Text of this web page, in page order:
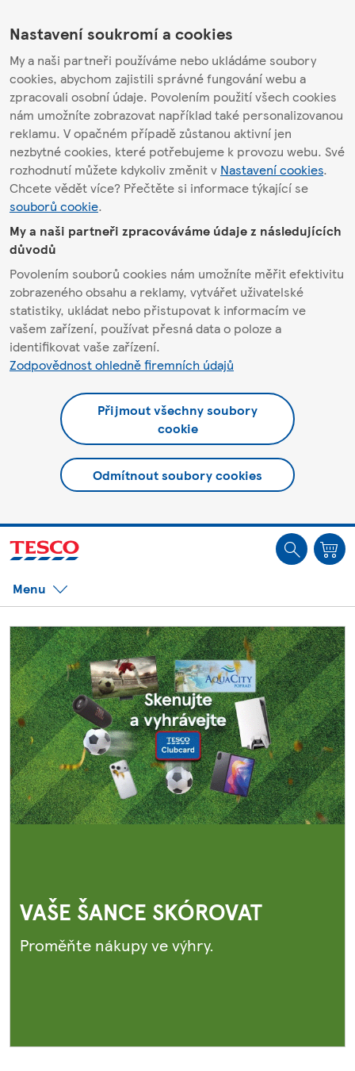
Nastavení soukromí a cookies
My a naši partneři používáme nebo ukládáme soubory
cookies, abychom zajistili správné fungování webu a
zpracovali osobní údaje. Povolením použití všech cookies
nám umožníte zobrazovat například také personalizovanou
reklamu. V opačném případě zůstanou aktivní jen
nezbytné cookies, které potřebujeme k provozu webu. Své
rozhodnutí můžete kdykoliv změnit v Nastavení cookies.
Chcete vědět více? Přečtěte si informace týkající se
souborů cookie.
My a naši partneři zpracováváme údaje z následujících
důvodů
Povolením souborů cookies nám umožníte měřit efektivitu
zobrazeného obsahu a reklamy, vytvářet uživatelské
statistiky, ukládat nebo přistupovat k informacím ve
vašem zařízení, používat přesná data o poloze a
identifikovat vaše zařízení.
Zodpovědnost ohledně firemních údajů
Přijmout všechny soubory
cookie
Odmítnout soubory cookies
Jste offline. Některé funkce mohou být nedostupné.
Menu
VAŠE ŠANCE SKÓROVAT
Proměňte nákupy ve výhry.